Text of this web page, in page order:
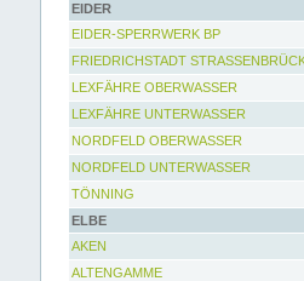
EIDER
EIDER-SPERRWERK BP
FRIEDRICHSTADT
LEXFÄHRE OBERWASSER
LEXFÄHRE UNTERWASSER
NORDFELD OBERWASSER
NORDFELD UNTERWASSER
TÖNNING
ELBE
AKEN
ALTENGAMME